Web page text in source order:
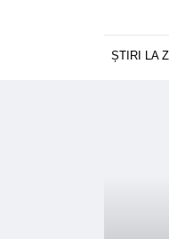
ȘTIRI LA ZI